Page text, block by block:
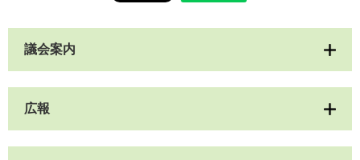
議会案内
広報